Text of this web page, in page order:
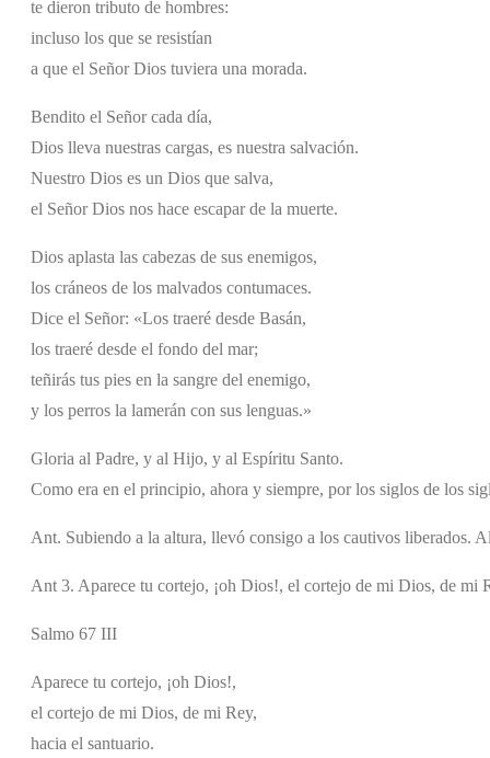
te dieron tributo de hombres:
incluso los que se resistían
a que el Señor Dios tuviera una morada.
Bendito el Señor cada día,
Dios lleva nuestras cargas, es nuestra salvación.
Nuestro Dios es un Dios que salva,
el Señor Dios nos hace escapar de la muerte.
Dios aplasta las cabezas de sus enemigos,
los cráneos de los malvados contumaces.
Dice el Señor: «Los traeré desde Basán,
los traeré desde el fondo del mar;
teñirás tus pies en la sangre del enemigo,
y los perros la lamerán con sus lenguas.»
Gloria al Padre, y al Hijo, y al Espíritu Santo.
Como era en el principio, ahora y siempre, por los siglos de los
Ant. Subiendo a la altura, llevó consigo a los cautivos liberados.
Ant 3. Aparece tu cortejo, ¡oh Dios!, el cortejo de mi Dios, de mi
Salmo 67 III
Aparece tu cortejo, ¡oh Dios!,
el cortejo de mi Dios, de mi Rey,
hacia el santuario.